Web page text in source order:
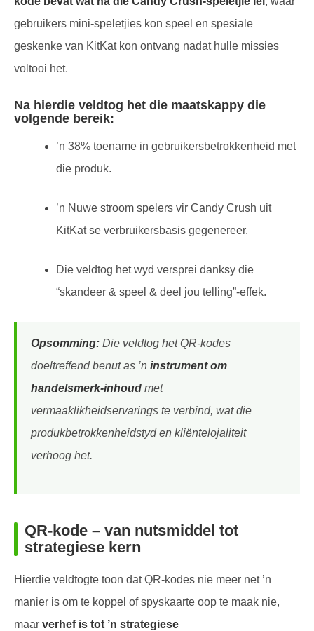
gebruikers mini-speletjies kon speel en spesiale
geskenke van KitKat kon ontvang nadat hulle missies
voltooi het.
Na hierdie veldtog het die maatskappy die
volgende bereik:
’n 38% toename in gebruikersbetrokkenheid met
die produk.
’n Nuwe stroom spelers vir Candy Crush uit
KitKat se verbruikersbasis gegenereer.
Die veldtog het wyd versprei danksy die
“skandeer & speel & deel jou telling”-effek.
Opsomming: Die veldtog het QR-kodes
doeltreffend benut as ’n instrument om
handelsmerk-inhoud met
vermaaklikheidservarings te verbind, wat die
produkbetrokkenheidstyd en kliëntelojaliteit
verhoog het.
QR-kode – van nutsmiddel tot
strategiese kern
Hierdie veldtogte toon dat QR-kodes nie meer net ’n
manier is om te koppel of spyskaarte oop te maak nie,
maar verhef is tot ’n strategiese